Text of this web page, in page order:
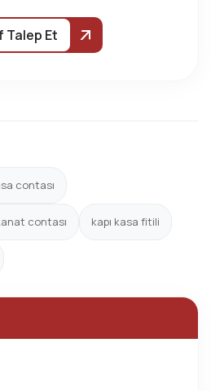
Talep Et
contası
contası kapı kasa fitili